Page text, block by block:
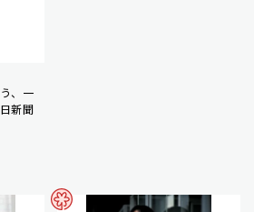
、一
新聞